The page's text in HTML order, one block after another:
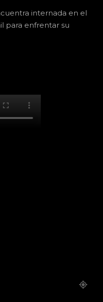
internada en el
para enfrentar su